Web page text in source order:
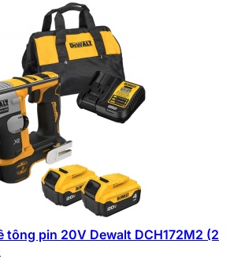
tông pin 20V Dewalt DCH172M2 (2